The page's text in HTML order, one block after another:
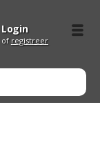
Login
of registreer